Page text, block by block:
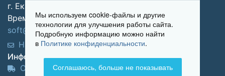
г. Екатеринбург, ул. Щорса 7, офис 270
Время работы: Пн-пт 09:00 - 18:00
soft@asp-partners.ru
Написать нам
Обратный звонок
Информация для покупателей:
Оплата и доставка
Мы используем cookie-файлы и другие
технологии для улучшения работы сайта.
Подробную информацию можно найти
в Политике конфиденциальности.
Соглашаюсь, больше не показывать